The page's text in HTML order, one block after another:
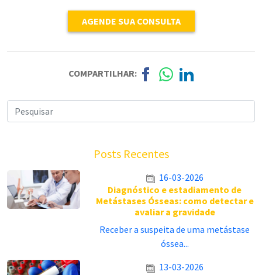
AGENDE SUA CONSULTA
COMPARTILHAR:
Posts Recentes
16-03-2026
Diagnóstico e estadiamento de
Metástases Ósseas: como detectar e
avaliar a gravidade
Receber a suspeita de uma metástase
óssea...
13-03-2026